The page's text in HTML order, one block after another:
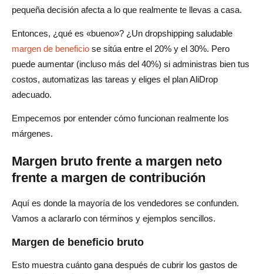
pequeña decisión afecta a lo que realmente te llevas a casa.
Entonces, ¿qué es «bueno»? ¿Un dropshipping saludable
margen de beneficio se sitúa entre el 20% y el 30%. Pero
puede aumentar (incluso más del 40%) si administras bien tus
costos, automatizas las tareas y eliges el plan AliDrop
adecuado.
Empecemos por entender cómo funcionan realmente los
márgenes.
Margen bruto frente a margen neto
frente a margen de contribución
Aquí es donde la mayoría de los vendedores se confunden.
Vamos a aclararlo con términos y ejemplos sencillos.
Margen de beneficio bruto
Esto muestra cuánto gana después de cubrir los gastos de